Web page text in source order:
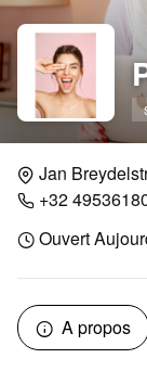
Jan
+32
Ouvert
A propos